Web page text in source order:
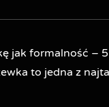
jak formalność –
to jedna z